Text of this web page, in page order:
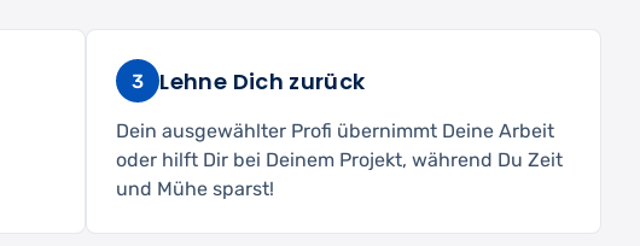
3 Lehne Dich zurück
Dein ausgewählter Profi übernimmt Deine Arbeit
oder hilft Dir bei Deinem Projekt, während Du Zeit
und Mühe sparst!